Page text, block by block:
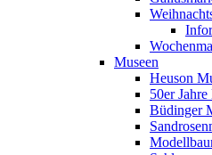
Museen
Heuson
50er
Büdinger